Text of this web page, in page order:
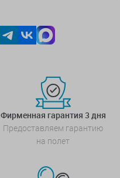
Фирменная гарантия 3 дня
Предоставляем гарантию
на полет